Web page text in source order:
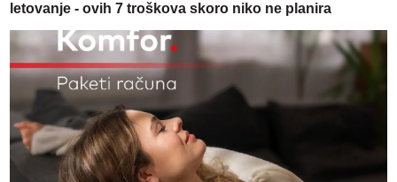
letovanje - ovih 7 troškova skoro niko ne planira